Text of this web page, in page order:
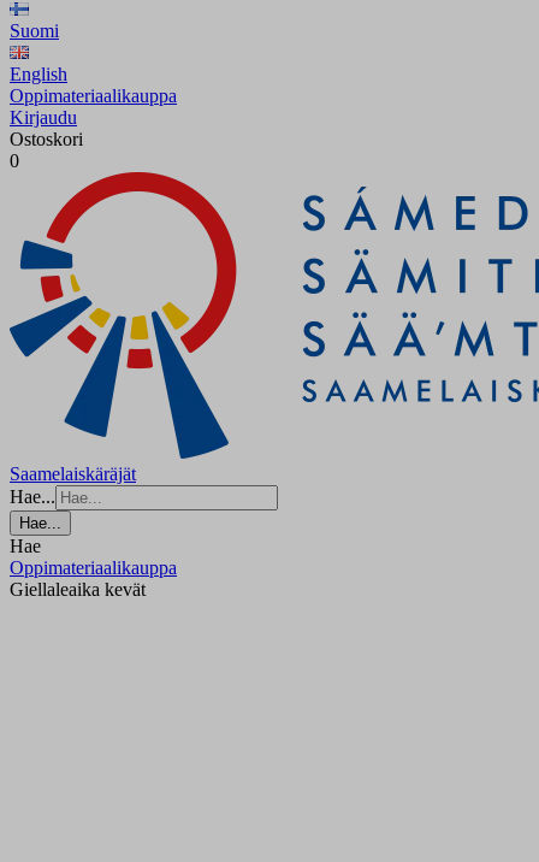
Suomi
English
Oppimateriaalikauppa
Kirjaudu
Ostoskori
0
Saamelaiskäräjät
Hae...
Hae...
Hae
Oppimateriaalikauppa
Giellaleaika kevät